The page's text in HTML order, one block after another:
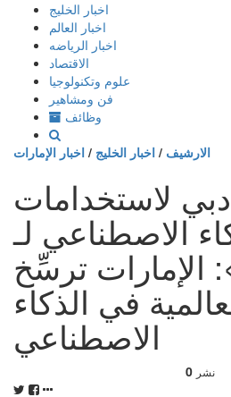
إذهب
المحتوى
اخبار الخليج
اخبار العالم
اخبار الرياضه
الاقتصاد
علوم وتكنولوجيا
فن ومشاهير
وظائف
الارشيف / اخبار الخليج / اخبار الإمارات
لاستخدامات
الاصطناعي لـ
الإمارات ترسِّخ
في الذكاء
الاصطناعي
0 نشر